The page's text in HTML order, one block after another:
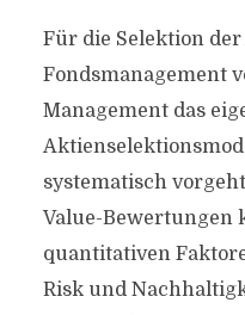
Für die Selektion
Fondsmanagement
Management das
systematisch
Value-Bewertungen
quantitativen
Risk und